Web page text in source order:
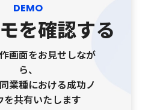
DEMO
を確認する
画面をお見せしなが
ら、
業種における成功ノ
を共有いたします